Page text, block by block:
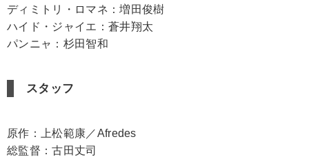
ディミトリ・ロマネ：増田俊樹
ハイド・ジャイエ：蒼井翔太
パンニャ：杉田智和
スタッフ
原作：上松範康／Afredes
総監督：古田丈司